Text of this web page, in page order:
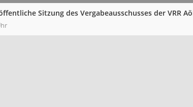
Sitzung des Vergabeausschusses der VRR